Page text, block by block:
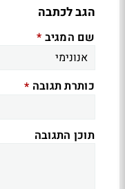
הגב לכתבה
שם המגיב *
כותרת תגובה *
תוכן התגובה